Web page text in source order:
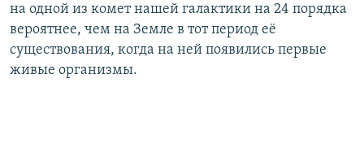
на одной из комет нашей галактики на 24 порядка
вероятнее, чем на Земле в тот период её
существования, когда на ней появились первые
живые организмы.